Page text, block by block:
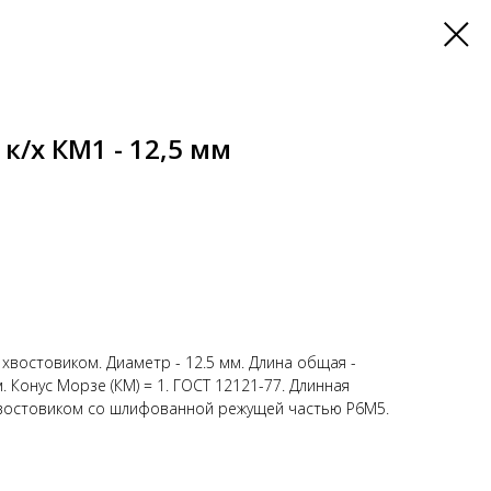
х КМ1 - 12,5 мм
Диаметр - 12.5 мм. Длина общая -
Морзе (КМ) = 1. ГОСТ 12121-77. Длинная
со шлифованной режущей частью Р6М5.